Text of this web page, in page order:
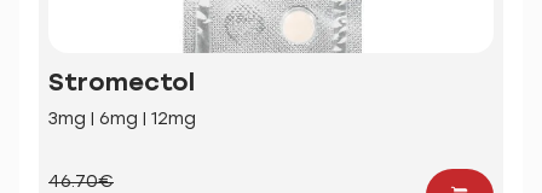
Stromectol
3mg | 6mg | 12mg
46.70€